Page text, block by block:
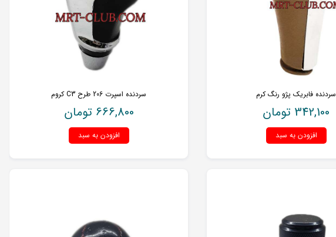
سردنده فابریک پژو رنگ کرم
342,100 تومان
افزودن به سبد
سردنده اسپرت 206 طرح C3 کروم
666,800 تومان
افزودن به سبد